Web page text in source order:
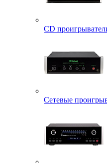
CD
Сетевые